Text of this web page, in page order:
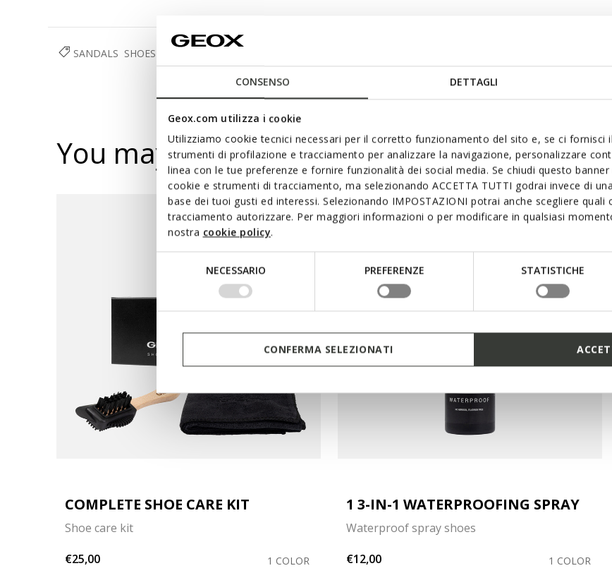
CONSENSO DETTAGLI
Geox.com utilizza i cookie
Utilizziamo cookie tecnici necessari per il corretto funzionamento del sito e, se ci fornisci
strumenti di profilazione e tracciamento per analizzare la navigazione, personalizzare
linea con le tue preferenze e fornire funzionalità dei social media. Se chiudi questo
cookie e strumenti di tracciamento, ma selezionando ACCETTA TUTTI godrai invece di
base dei tuoi gusti ed interessi. Selezionando IMPOSTAZIONI potrai anche scegliere
tracciamento autorizzare. Per maggiori informazioni o per modificare in qualsiasi
nostra cookie policy.
NECESSARIO PREFERENZE STATISTICHE
CONFERMA SELEZIONATI
SANDALS SHOES
You may also like
COMPLETE SHOE CARE KIT
Shoe care kit
€25,00
1 COLOR
1 3-IN-1 WATERPROOFING SPRAY
Waterproof spray shoes
€12,00
1 COLOR